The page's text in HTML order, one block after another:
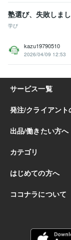
塾選び、失敗しま
学び
kazu19790510
2026/04/09 12:53